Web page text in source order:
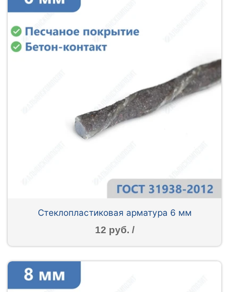
Стеклопластиковая арматура 6 мм
12 руб. /